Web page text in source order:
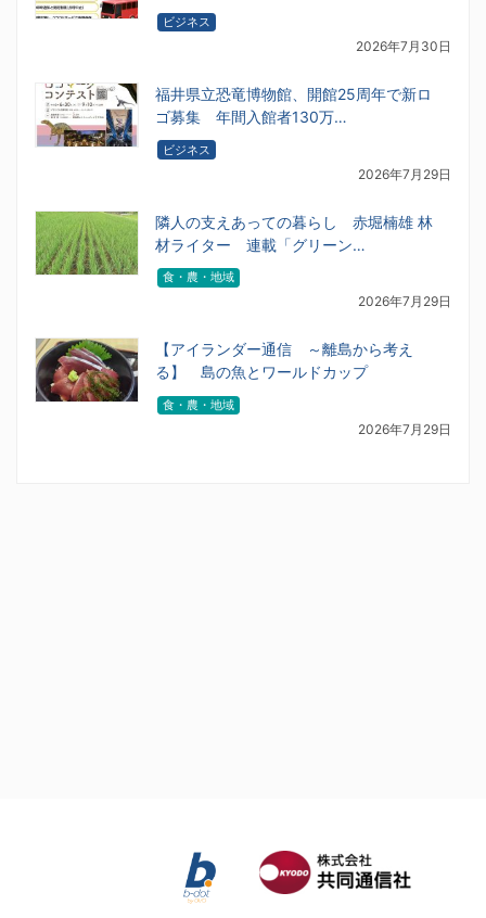
ビジネス
2026年7月30日
福井県立恐竜博物館、開館25周年で新ロ
ゴ募集 年間入館者130万…
ビジネス
2026年7月29日
隣人の支えあっての暮らし 赤堀楠雄 林
材ライター 連載「グリーン…
食・農・地域
2026年7月29日
【アイランダー通信 ～離島から考え
る】 島の魚とワールドカップ
食・農・地域
2026年7月29日